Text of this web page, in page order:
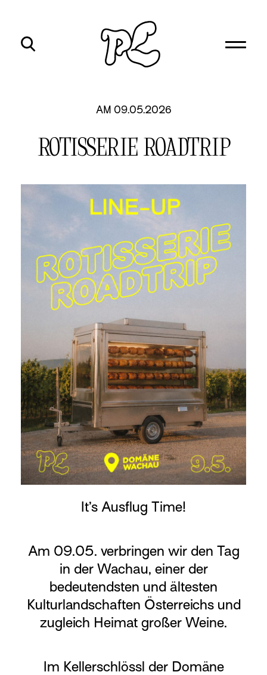
AM 09.05.2026
ROTISSERIE ROADTRIP
It’s Ausflug Time!
Am 09.05. verbringen wir den Tag
in der Wachau, einer der
bedeutendsten und ältesten
Kulturlandschaften Österreichs und
zugleich Heimat großer Weine.
Im Kellerschlössl der Domäne